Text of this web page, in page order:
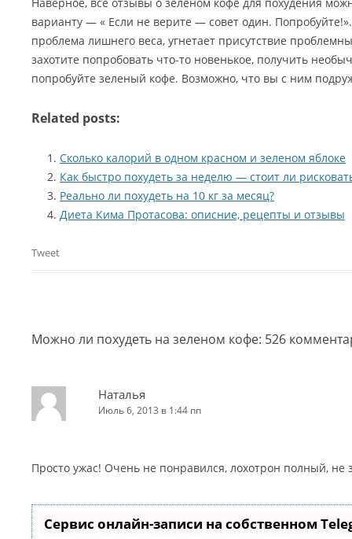
варианту — « Если не верите — совет один.
проблема лишнего веса, угнетает присутствие
захотите попробовать что-то новенькое, получить
попробуйте зеленый кофе. Возможно, что вы с ним
Related posts:
Сколько калорий в одном красном и зеленом яблоке
Как быстро похудеть за неделю — стоит ли
Реально ли похудеть на 10 кг за месяц?
Диета Кима Протасова: описние, рецепты и отзывы
Tweet
Можно ли похудеть на зеленом кофе: 526
Наталья
Июль 6, 2013 в 1:44 пп
Просто ужас! Очень не понравился, лохотрон полный,
Сервис онлайн-записи на собственном